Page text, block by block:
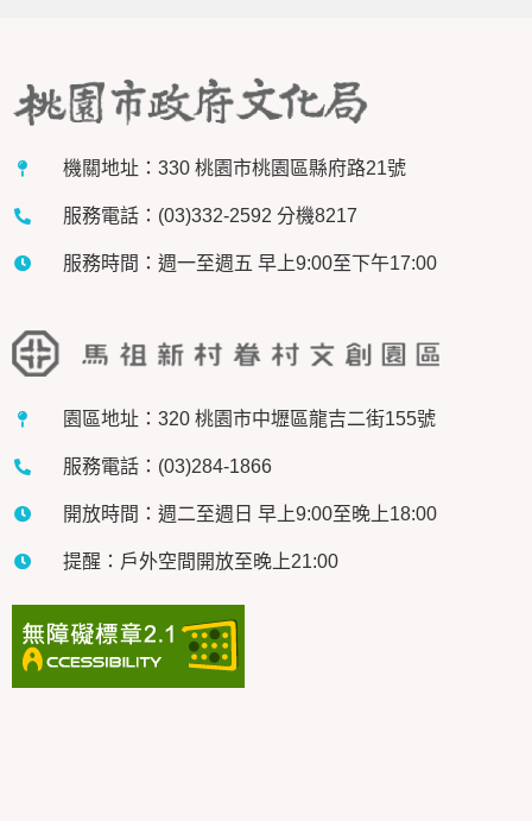
機關地址：330 桃園市桃園區縣府路21號
服務電話：(03)332-2592 分機8217
服務時間：週一至週五 早上9:00至下午17:00
園區地址：320 桃園市中壢區龍吉二街155號
服務電話：(03)284-1866
開放時間：週二至週日 早上9:00至晚上18:00
提醒：戶外空間開放至晚上21:00